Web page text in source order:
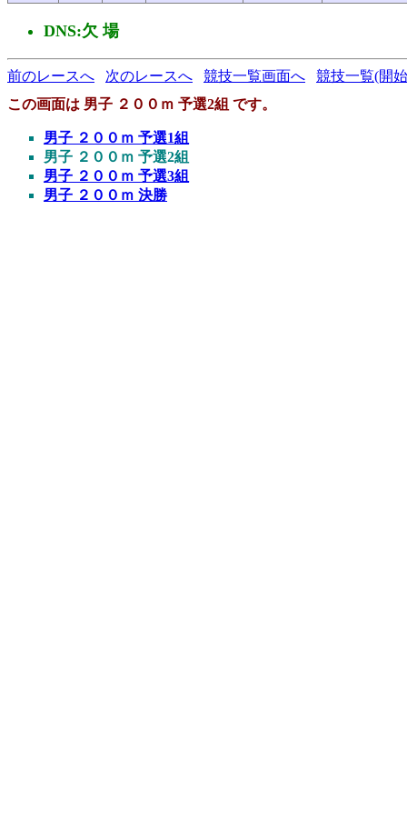
DNS:欠 場
前のレースへ 次のレースへ 競技一覧画面へ
競技一覧(開
この画面は 男子 ２００ｍ 予選2組 です。
男子 ２００ｍ 予選1組
男子 ２００ｍ 予選2組
男子 ２００ｍ 予選3組
男子 ２００ｍ 決勝